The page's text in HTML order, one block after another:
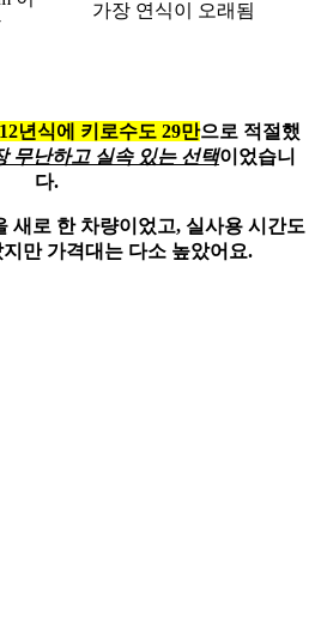
가장 연식이 오래됨
12년식에 키로수도 29만으로 적절했
무난하고 실속 있는 선택이었습니
다.
새로 한 차량이었고, 실사용 시간도
만가격대는 다소 높았어요.